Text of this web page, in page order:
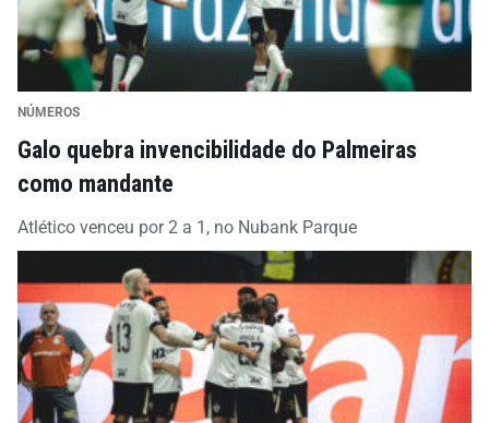
NÚMEROS
Galo quebra invencibilidade do Palmeiras
como mandante
Atlético venceu por 2 a 1, no Nubank Parque